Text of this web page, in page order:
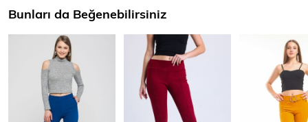
Bunları da Beğenebilirsiniz